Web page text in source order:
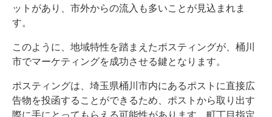
ットがあり、市外からの流入も多いことが見込まれま
す。
このように、地域特性を踏まえたポスティングが、桶川
市でマーケティングを成功させる鍵となります。
ポスティングは、埼玉県桶川市内にあるポストに直接広
告物を投函することができるため、ポストから取り出す
際に手にとってもらえる可能性があります。町丁目指定